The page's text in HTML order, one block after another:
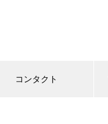
コンタクト